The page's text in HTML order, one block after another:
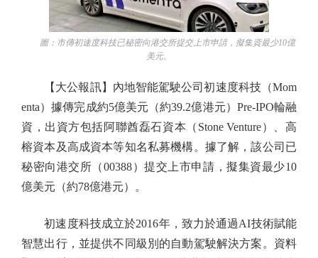
圖：市傳初速度科技已秘密向港交所提交上市申請，擬集資最少10億
美元。
【大公報訊】內地智能駕駛公司初速度科技（Mom
enta）據傳完成約5億美元（約39.2億港元）Pre-IPO輪融
資，出資方包括阿聯酋磊石資本（Stone Venture）、高
榕資本及高成資本等知名私募機構。據了解，該公司已
秘密向港交所（00388）提交上市申請，擬集資最少10
億美元（約78億港元）。
初速度科技成立於2016年，致力於通過AI技術賦能
智慧出行，並提供不同級別的自動駕駛解決方案。資料